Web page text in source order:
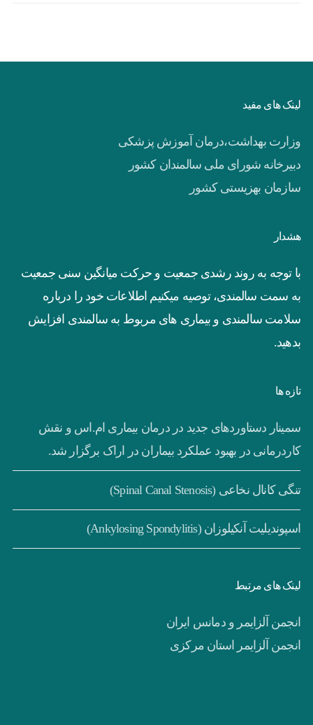
لینک های مفید
وزارت بهداشت،درمان آموزش پزشکی
دبیرخانه شورای ملی سالمندان کشور
سازمان بهزیستی کشور
هشدار
با توجه به روند رشدی جمعیت و حرکت میانگین سنی جمعیت
به سمت سالمندی، توصیه میکنیم اطلاعات خود را درباره
سلامت سالمندی و بیماری های مربوط به سالمندی افزایش
بدهید.
تازه ها
سمینار دستاوردهای جدید در درمان بیماری ام.اس و نقش
کاردرمانی در بهبود عملکرد بیماران در اراک برگزار شد.
تنگی کانال نخاعی (Spinal Canal Stenosis)
اسپوندیلیت آنکیلوزان (Ankylosing Spondylitis)
لینک های مرتبط
انجمن آلزایمر و دمانس ایران
انجمن آلزایمر استان مرکزی